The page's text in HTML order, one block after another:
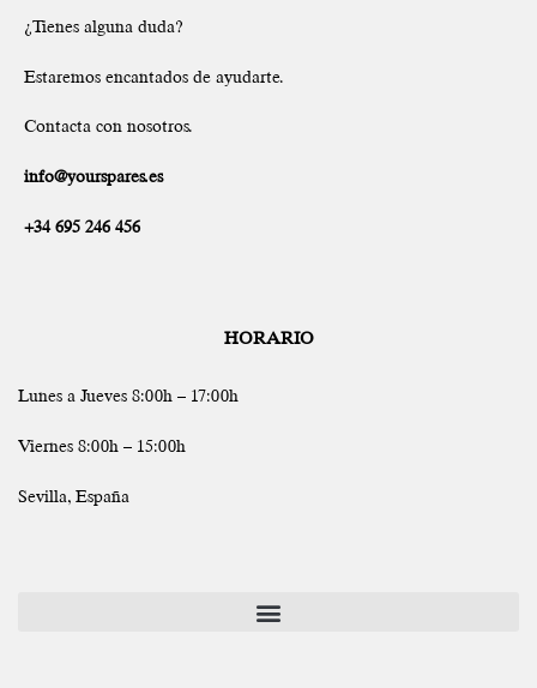
¿Tienes alguna duda?
Estaremos encantados de ayudarte.
Contacta con nosotros.
info@yourspares.es
+34 695 246 456
HORARIO
Lunes a Jueves 8:00h – 17:00h
Viernes 8:00h – 15:00h
Sevilla, España